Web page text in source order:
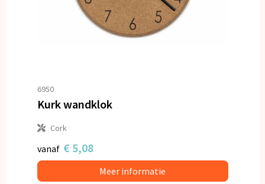
6950
Kurk wandklok
Cork
vanaf € 5,08
Meer informatie